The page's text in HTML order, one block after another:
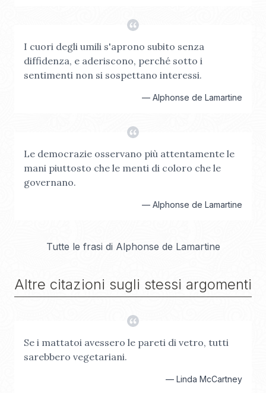
I cuori degli umili s'aprono subito senza
diffidenza, e aderiscono, perché sotto i
sentimenti non si sospettano interessi.
— Alphonse de Lamartine
Le democrazie osservano più attentamente le
mani piuttosto che le menti di coloro che le
governano.
— Alphonse de Lamartine
Tutte le frasi di Alphonse de Lamartine
Altre citazioni sugli stessi argomenti
Se i mattatoi avessero le pareti di vetro, tutti
sarebbero vegetariani.
— Linda McCartney